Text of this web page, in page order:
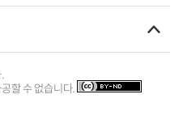
할 수 없습니다.